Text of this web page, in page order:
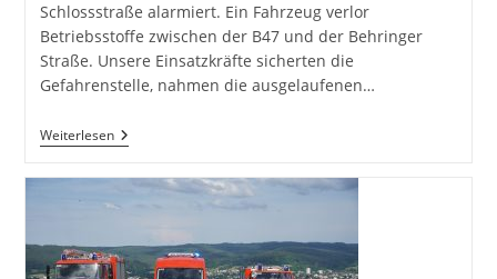
Schlossstraße alarmiert. Ein Fahrzeug verlor
Betriebsstoffe zwischen der B47 und der Behringer
Straße. Unsere Einsatzkräfte sicherten die
Gefahrenstelle, nahmen die ausgelaufenen…
WeiterlesenH1
–